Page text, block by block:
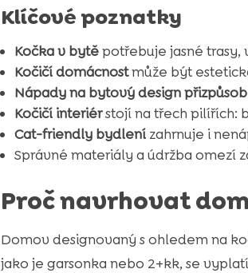
Klíčové poznatky
Kočka v bytěpotřebuje jasné trasy,
Kočičí domácnostmůže být
Nápady na bytový design
Kočičí interiérstojí na třech pilířích:
Cat-friendly bydlenízahrnuje i
Správné materiály a údržba omezí
Proč navrhovat
Domov designovaný s ohledem na
jako je garsonka nebo 2+kk, se